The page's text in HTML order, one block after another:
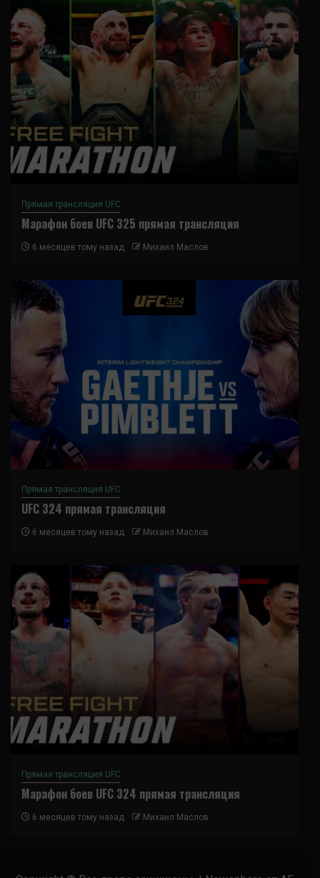
Прямая трансляция UFC
Марафон боев UFC 325 прямая трансляция
6 месяцев тому назад Михаил Маслов
Прямая трансляция UFC
UFC 324 прямая трансляция
6 месяцев тому назад Михаил Маслов
Прямая трансляция UFC
Марафон боев UFC 324 прямая трансляция
6 месяцев тому назад Михаил Маслов